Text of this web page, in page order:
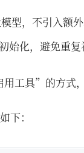
型，不引入额
始化，避免重复
工具”的方式
下：